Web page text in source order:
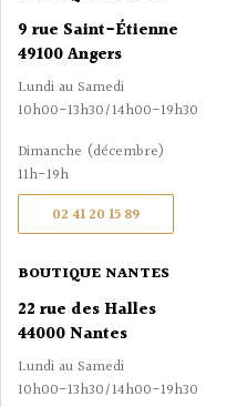
9 rue Saint-Étienne
49100 Angers
Lundi au Samedi
10h00-13h30/14h00-19h30
Dimanche (décembre)
11h-19h
02 41 20 15 89
BOUTIQUE NANTES
22 rue des Halles
44000 Nantes
Lundi au Samedi
10h00-13h30/14h00-19h30